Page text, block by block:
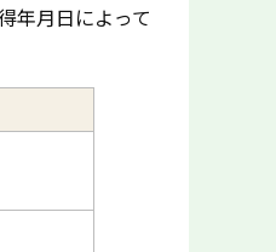
年月日によって